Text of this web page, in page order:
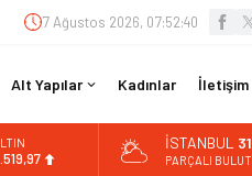
7 Ağustos 2026, 07:52:40
Alt Yapılar Kadınlar İletişim
İSTANBUL
PARÇALI